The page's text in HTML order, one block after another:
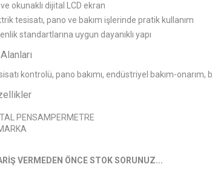
okunaklı dijital LCD ekran
tesisatı, pano ve bakım işlerinde pratik kullanım
standartlarına uygun dayanıklı yapı
kontrolü, pano bakımı, endüstriyel bakım-
PENSAMPERMETRE
VERMEDEN ÖNCE STOK SORUNUZ...